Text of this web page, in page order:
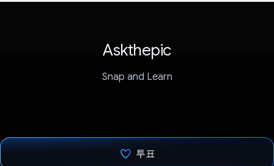
Askthepic
Snap and Learn
투표